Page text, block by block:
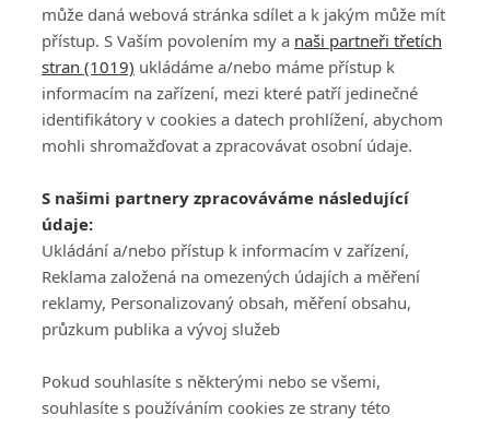
PŘIHLÁSIT
REGISTROVAT
DISKUZE
Šéfredaktorkou webu jePetr Slavík, e-mailserialy@fandimefilmu.cz
Máte-li zájem o inzerci na našem webu napište nám na e-mail
studio@koncal.com
Ochrana osobních údajů|Zásady používání cookies |Pravidla webu
Upravit nastavení soukromí
může daná webová stránka sdílet a k jakým může mít
přístup. S Vaším povolením my a naši partneři třetích
stran (1019) ukládáme a/nebo máme přístup k
informacím na zařízení, mezi které patří jedinečné
identifikátory v cookies a datech prohlížení, abychom
mohli shromažďovat a zpracovávat osobní údaje.
S našimi partnery zpracováváme následující
údaje:
Ukládání a/nebo přístup k informacím v zařízení,
Reklama založená na omezených údajích a měření
reklamy, Personalizovaný obsah, měření obsahu,
průzkum publika a vývoj služeb
Pokud souhlasíte s některými nebo se všemi,
souhlasíte s používáním cookies ze strany této